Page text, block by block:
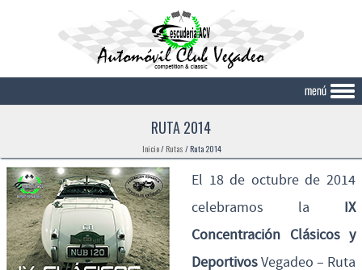
RUTA 2014
Inicio/ Rutas /Ruta 2014
El 18 de octubre de 2014
celebramos la IX
Concentración Clásicos y
DeportivosVegadeo – Ruta